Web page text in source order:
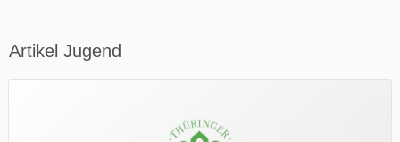
Artikel Jugend